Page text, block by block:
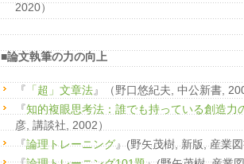
2020）
■論文執筆の力の向上
『 「超」文章法』（野口悠紀夫, 中公新書,
『知的複眼思考法：誰でも持っている創造力
彦, 講談社, 2002）
『論理トレーニング』(野矢茂樹, 新版, 産業